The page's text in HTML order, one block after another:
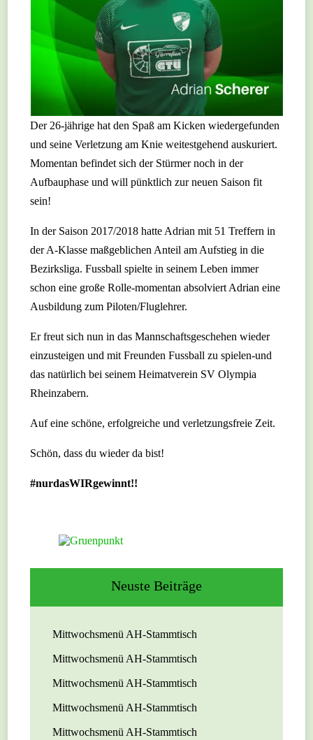
Der 26-jährige hat den Spaß am Kicken wiedergefunden
und seine Verletzung am Knie weitestgehend auskuriert.
Momentan befindet sich der Stürmer noch in der
Aufbauphase und will pünktlich zur neuen Saison fit
sein!
In der Saison 2017/2018 hatte Adrian mit 51 Treffern in
der A-Klasse maßgeblichen Anteil am Aufstieg in die
Bezirksliga. Fussball spielte in seinem Leben immer
schon eine große Rolle-momentan absolviert Adrian eine
Ausbildung zum Piloten/Fluglehrer.
Er freut sich nun in das Mannschaftsgeschehen wieder
einzusteigen und mit Freunden Fussball zu spielen-und
das natürlich bei seinem Heimatverein SV Olympia
Rheinzabern.
Auf eine schöne, erfolgreiche und verletzungsfreie Zeit.
Schön, dass du wieder da bist!
#nurdasWIRgewinnt!!
Neuste Beiträge
Mittwochsmenü AH-Stammtisch
Mittwochsmenü AH-Stammtisch
Mittwochsmenü AH-Stammtisch
Mittwochsmenü AH-Stammtisch
Mittwochsmenü AH-Stammtisch